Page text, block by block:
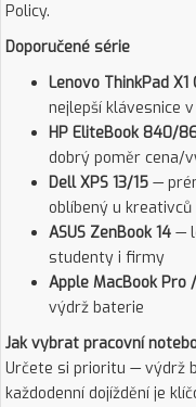
Policy.
Doporučené série
Lenovo ThinkPad X1
nejlepší klávesnice
HP EliteBook 840/
dobrý poměr cena/
Dell XPS 13/15 —
oblíbený u kreativců
ASUS ZenBook 14 —
studenty i firmy
Apple MacBook Pro
výdrž baterie
Jak vybrat pracovní
Určete si prioritu — výdrž
každodenní dojíždění je